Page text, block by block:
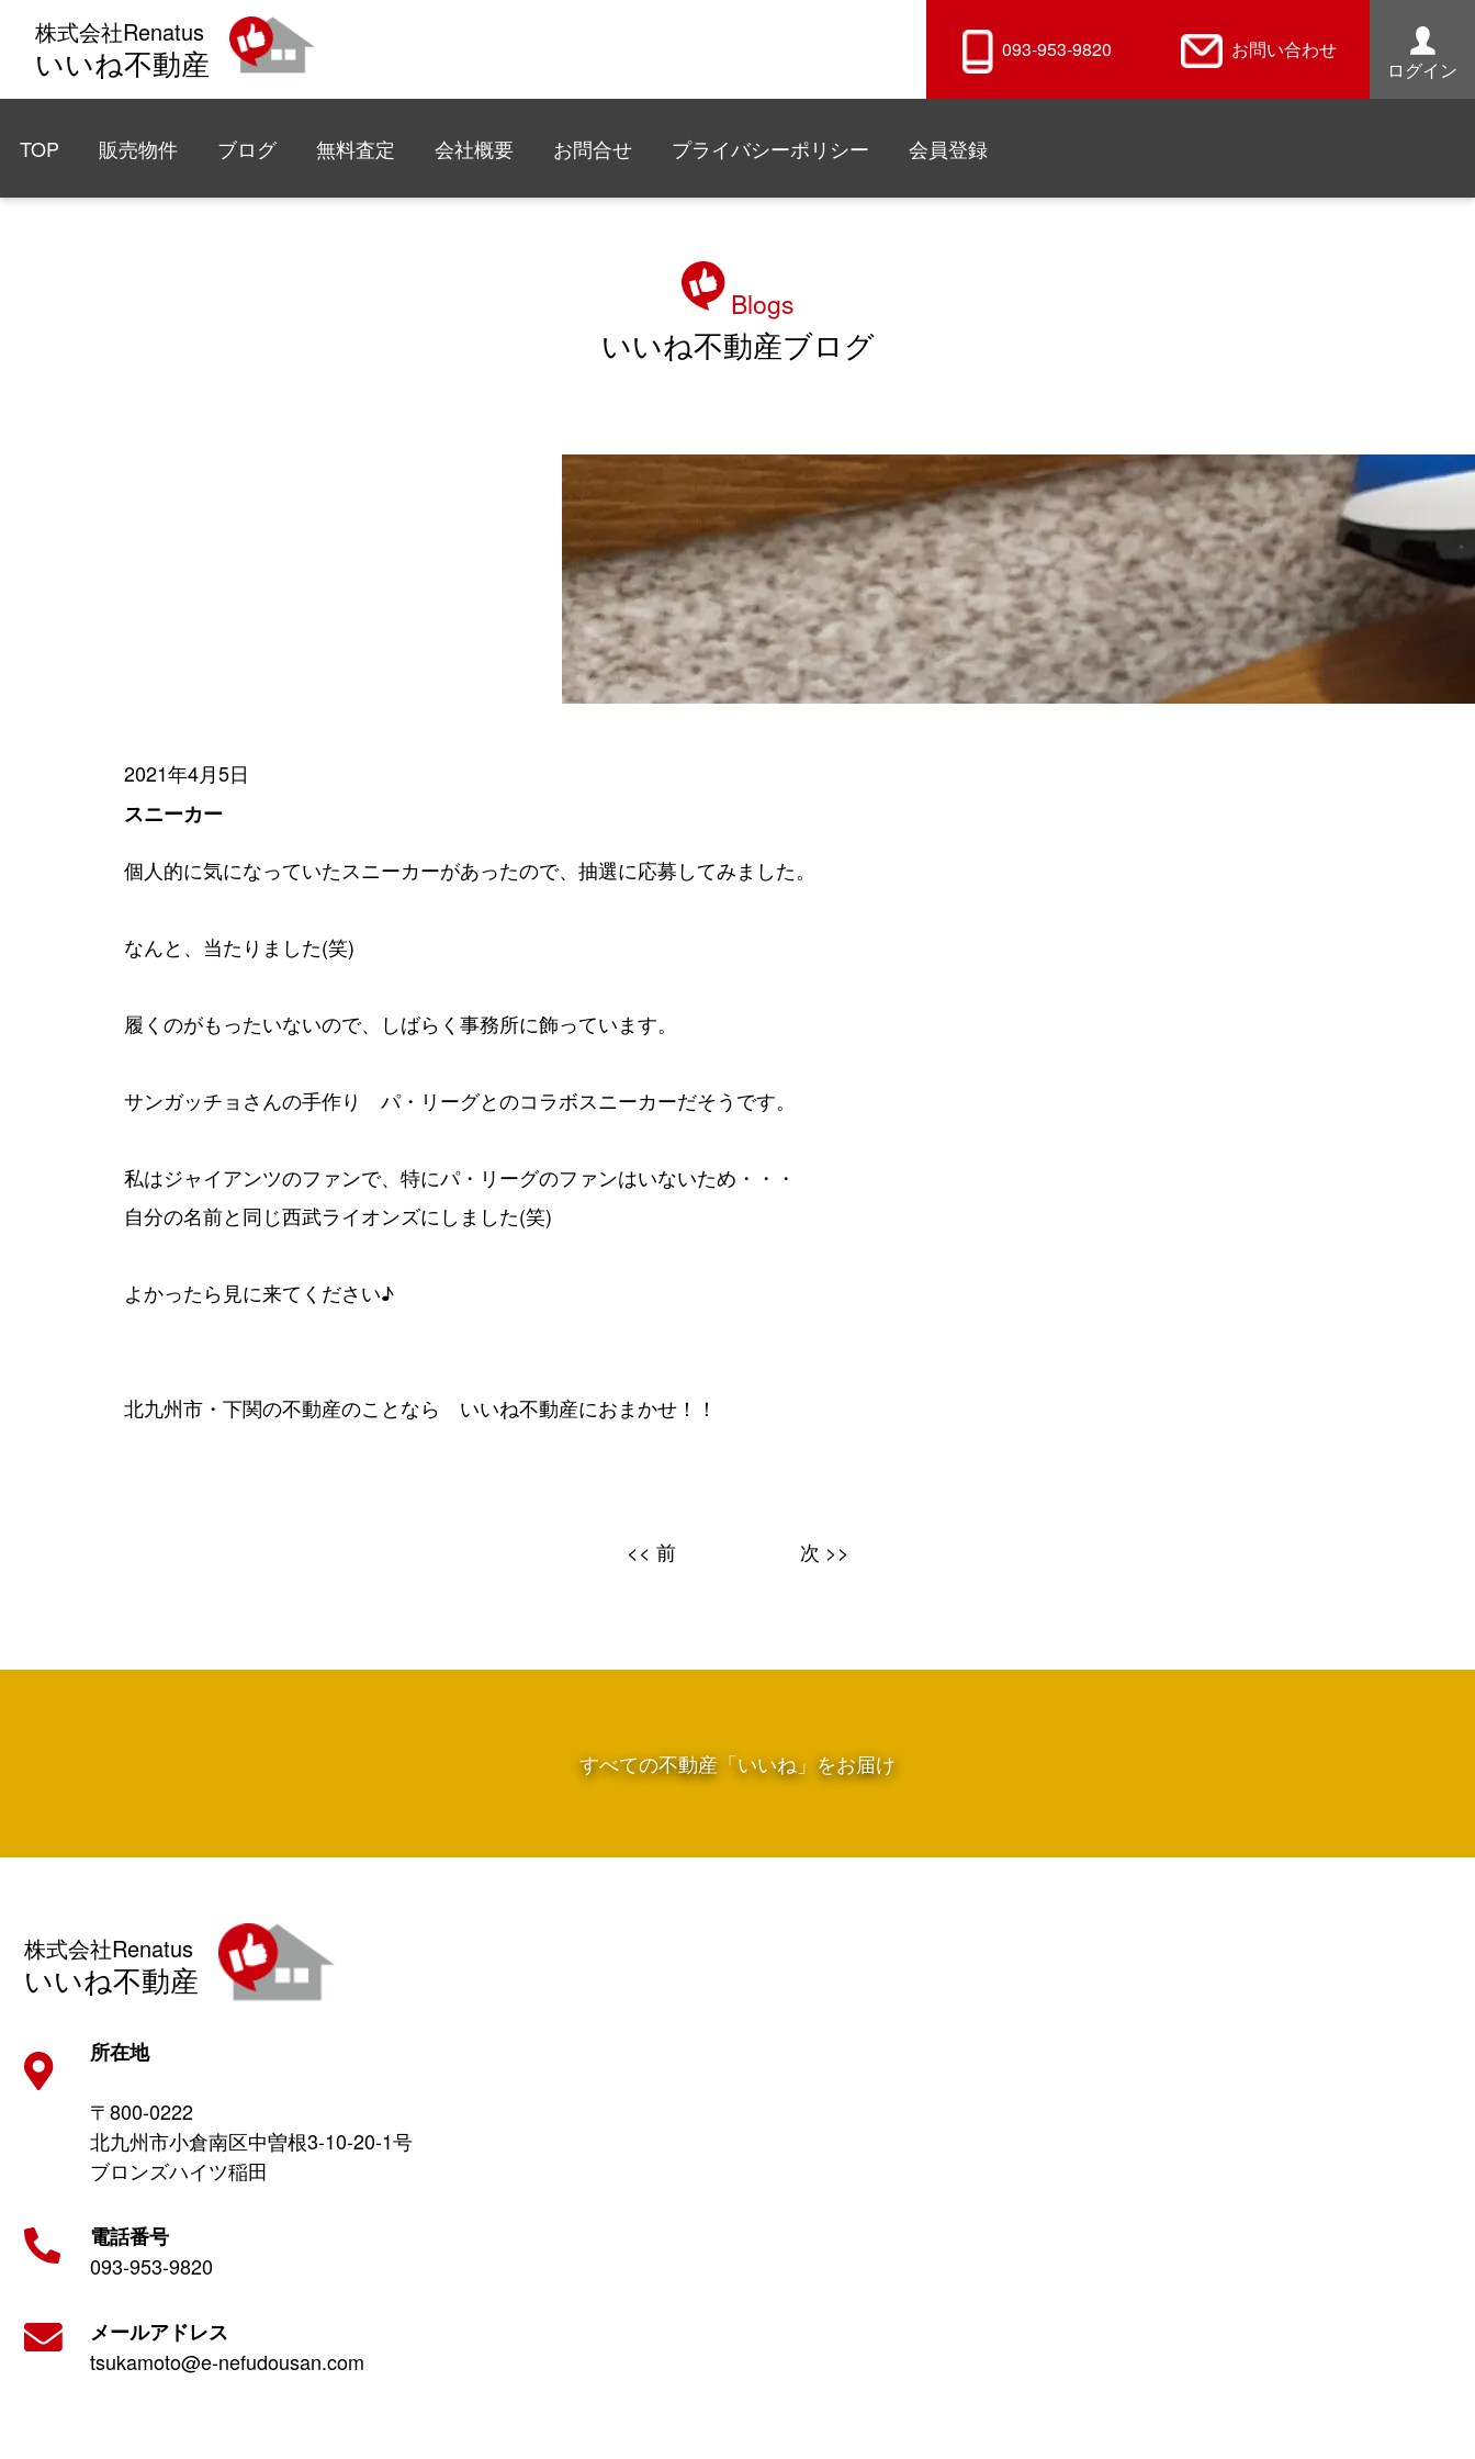
株式会社Renatus
いいね不動産
TOP 販売物件 ブログ 無料査定 会社概要 お問合せ プライバシーポリシー 会員登録
093-953-9820
お問い合わせ
ログイン
いいね不動産ブログ
Blogs
2021年4月5日
スニーカー
個人的に気になっていたスニーカーがあったので、抽選に応募してみました。
なんと、当たりました(笑)
履くのがもったいないので、しばらく事務所に飾っています。
サンガッチョさんの手作り パ・リーグとのコラボスニーカーだそうです。
私はジャイアンツのファンで、特にパ・リーグのファンはいないため・・・
自分の名前と同じ西武ライオンズにしました(笑)
よかったら見に来てください♪
北九州市・下関の不動産のことなら いいね不動産におまかせ！！
<< 前 次 >>
すべての不動産「いいね」をお届け
株式会社Renatus
いいね不動産
所在地
〒800-0222
北九州市小倉南区中曽根3-10-20-1号
ブロンズハイツ稲田
電話番号
093-953-9820
メールアドレス
tsukamoto@e-nefudousan.com